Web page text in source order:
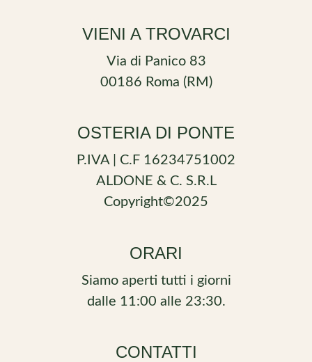
VIENI A TROVARCI
Via di Panico 83
00186 Roma (RM)
OSTERIA DI PONTE
P.IVA | C.F 16234751002
ALDONE & C. S.R.L
Copyright©2025
ORARI
Siamo aperti tutti i giorni
dalle 11:00 alle 23:30.
CONTATTI